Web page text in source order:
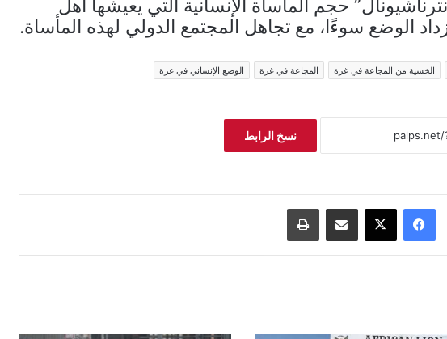
حجم المأساة الإنسانية التي يعيشها أهل
الوضع سوءًا، مع تجاهل المجتمع الدولي لهذه المأساة.
الخشية من المجاعة في غزة المجاعة في غزة
الوضع الإنساني في غزة
نسخ الرابط
فيسبوك ‫X مشاركة عبر البريد طباعة